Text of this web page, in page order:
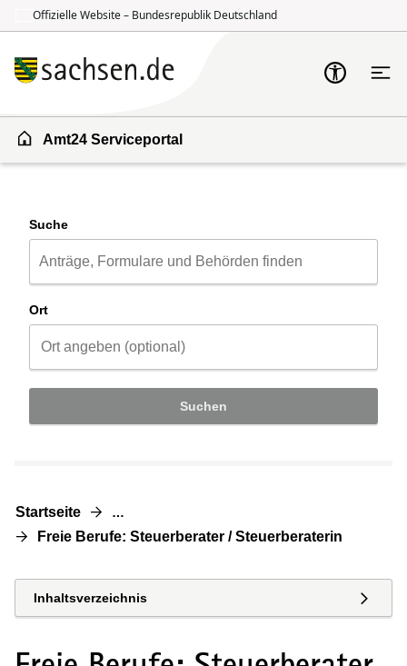
Offizielle Website – Bundesrepublik Deutschland
Amt24 Serviceportal
Suche
Ort
Suchen
Startseite …
Freie Berufe: Steuerberater / Steuerberaterin
Inhaltsverzeichnis